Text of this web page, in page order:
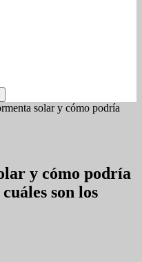
solar y cómo podría
y cómo podría
son los